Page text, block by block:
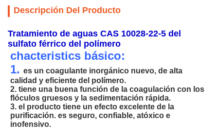
Descripción Del Producto
Tratamiento de aguas CAS 10028-22-5 del
sulfato férrico del polímero
chacteristics básico:
1. es un coagulante inorgánico nuevo, de alta
calidad y eficiente del polímero.
2. tiene una buena función de la coagulación con los
flóculos gruesos y la sedimentación rápida.
3. el producto tiene un efecto excelente de la
purificación. es seguro, confiable, atóxico e
inofensivo.